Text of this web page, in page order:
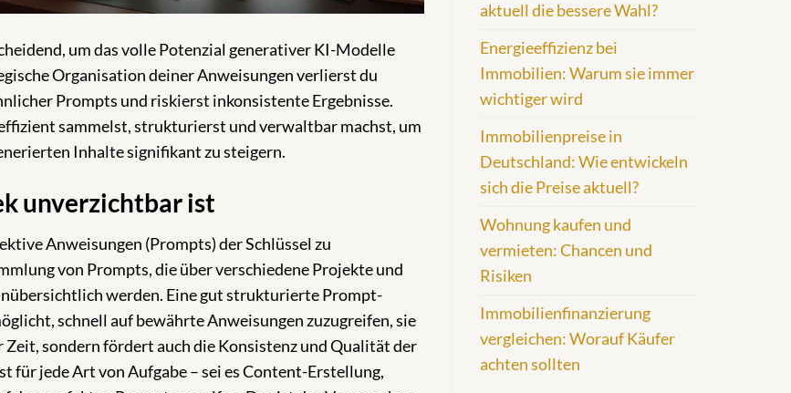
um das volle Potenzial generativer KI-Modelle
Organisation deiner Anweisungen verlierst du
Prompts und riskierst inkonsistente Ergebnisse.
sammelst, strukturierst und verwaltbar machst, um
Inhalte signifikant zu steigern.
unverzichtbar ist
Anweisungen (Prompts) der Schlüssel zu
von Prompts, die über verschiedene Projekte und
werden. Eine gut strukturierte Prompt-
schnell auf bewährte Anweisungen zuzugreifen, sie
Zeit, sondern fördert auch die Konsistenz und Qualität der
für jede Art von Aufgabe – sei es Content-Erstellung,
aktuell die bessere Wahl?
Energieeffizienz bei
Immobilien: Warum sie immer
wichtiger wird
Immobilienpreise in
Deutschland: Wie entwickeln
sich die Preise aktuell?
Wohnung kaufen und
vermieten: Chancen und
Risiken
Immobilienfinanzierung
vergleichen: Worauf Käufer
achten sollten